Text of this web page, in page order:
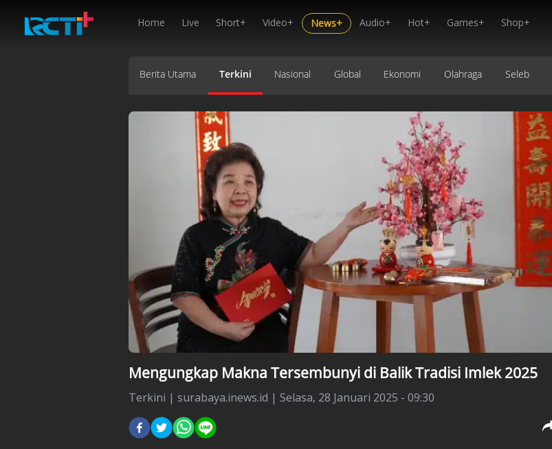
Home Live Short+ Video+ News+ Audio+ Hot+ Games+ Shop+
Berita Utama Terkini Nasional Global Ekonomi Olahraga Seleb
Mengungkap Makna Tersembunyi di Balik Tradisi Imlek 2025
Terkini | surabaya.inews.id | Selasa, 28 Januari 2025 - 09:30